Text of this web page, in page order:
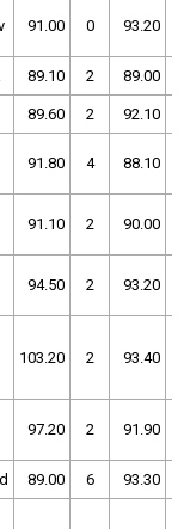
91.00 0 93.20
89.10 2 89.00
89.60 2 92.10
91.80 4 88.10
91.10 2 90.00
94.50 2 93.20
103.20 2 93.40
97.20 2 91.90
89.00 6 93.30